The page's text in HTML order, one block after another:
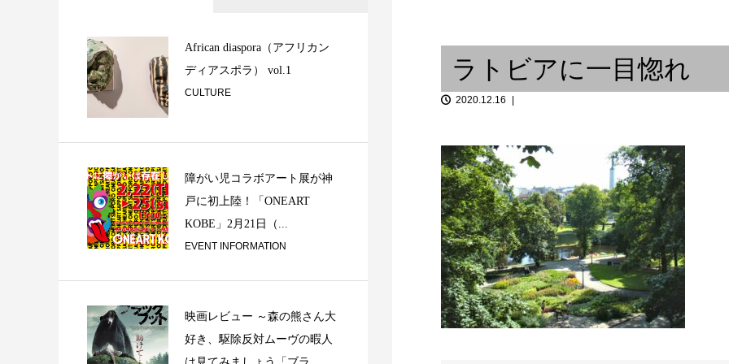
てみよう！＠90年代。能...
Good Life Cafe 二胡との出
キツネの嫁入り、活動15周年記
念連続リリース第二弾「...
アンパワーのピアニスト〜バン
コク11月 / バンコク...
切り取られ
は良いことだ
ラトビアに一目惚れ
2020.12.16
African diaspora（アフリカン
ディアスポラ） vol.1
CULTURE
障がい児コラボアート展が神
戸に初上陸！「ONEART
KOBE」2月21日（...
EVENT INFORMATION
映画レビュー ～森の熊さん大
好き、駆除反対ムーヴの暇人